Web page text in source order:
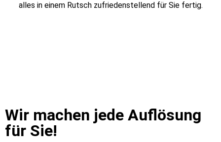
alles in einem Rutsch zufriedenstellend für Sie fertig.
Wir machen jede Auflösung
für Sie!​